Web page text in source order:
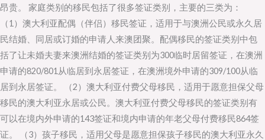
昂贵。 家庭类别的移民包括了很多签证类别，主要的三类为：
（1）澳大利亚配偶（伴侣）移民签证，适用于与澳洲公民或永久居
民结婚、同居或订婚的申请人来澳团聚。配偶移民的签证类别中包
括了让未婚夫妻来澳洲结婚的签证类别为300临时居留签证，在澳洲
申请的820/801从临居到永居签证，在澳洲境外申请的309/100从临
居到永居签证。 （2）澳大利亚付费父母移民，适用于愿意担保父母
移民的澳大利亚永居或公民。澳大利亚付费父母移民的签证类别有
可以在境内外申请的143签证和境内申请的年老父母付费移民864签
证。 （3）孩子移民，适用父母是愿意担保孩子移民的澳大利亚永久